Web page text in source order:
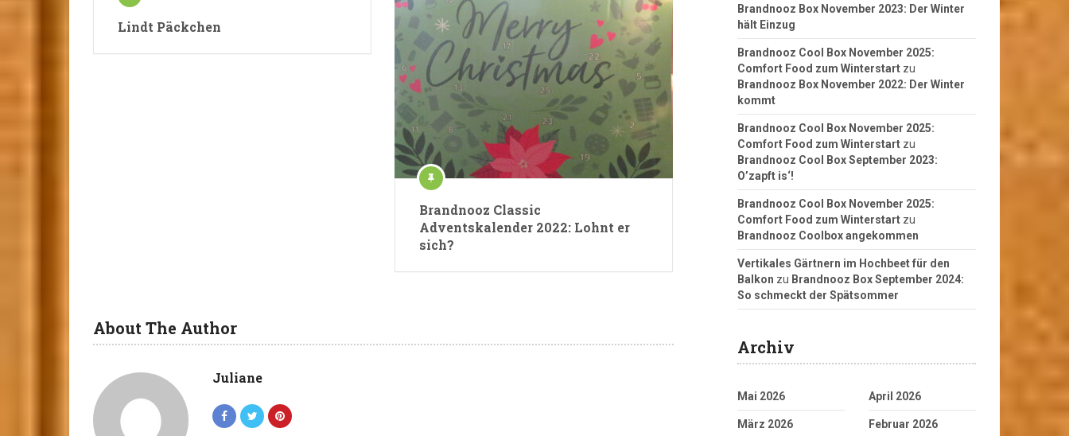
Lindt Päckchen
Brandnooz Classic
Adventskalender 2022: Lohnt er
sich?
About The Author
Juliane
Brandnooz Box November 2023: Der Winter
hält Einzug
Brandnooz Cool Box November 2025:
Comfort Food zum Winterstart zu
Brandnooz Box November 2022: Der Winter
kommt
Brandnooz Cool Box November 2025:
Comfort Food zum Winterstart zu
Brandnooz Cool Box September 2023:
O’zapft is‘!
Brandnooz Cool Box November 2025:
Comfort Food zum Winterstart zu
Brandnooz Coolbox angekommen
Vertikales Gärtnern im Hochbeet für den
Balkon zu Brandnooz Box September 2024:
So schmeckt der Spätsommer
Archiv
Mai 2026 April 2026
März 2026 Februar 2026